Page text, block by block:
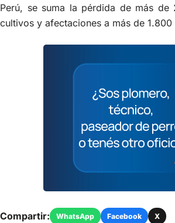
Perú, se suma la pérdida de más de
cultivos y afectaciones a más de
Compartir: WhatsApp Facebook X